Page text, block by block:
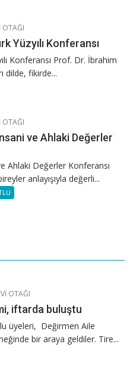
OTAĞI
Yüzyılı Konferansı
Konferansı Prof. Dr. İbrahim
dilde, fikirde...
OTAĞI
ve Ahlaki Değerler
Ahlaki Değerler Konferansı
anlayışıyla değerli...
OTAĞI
iftarda buluştu
üyeleri, Değirmen Aile
bir araya geldiler. Tire...